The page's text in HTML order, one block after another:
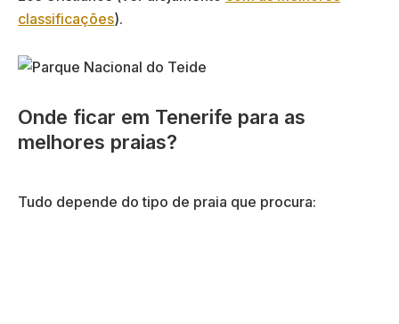
classificações).
Onde ficar em Tenerife para as
melhores praias?
Tudo depende do tipo de praia que procura: